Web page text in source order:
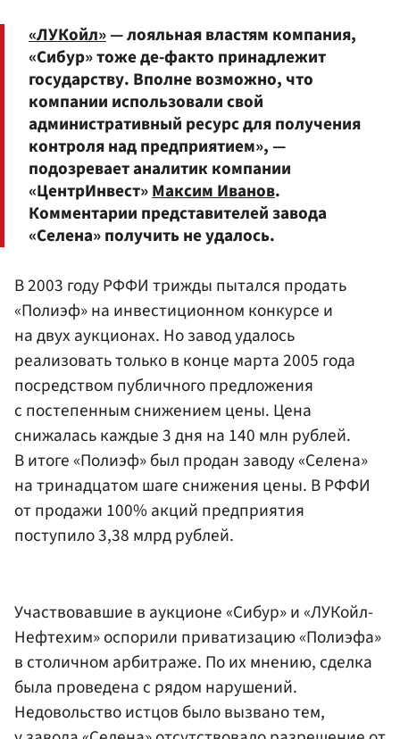
«ЛУКойл»— лояльная властям компания,
«Сибур» тоже де-факто принадлежит
государству. Вполне возможно, что
компании использовали свой
административный ресурс для получения
контроля над предприятием», —
подозревает аналитик компании
«ЦентрИнвест»Максим Иванов.
Комментарии представителей завода
«Селена» получить не удалось.
В 2003 году РФФИ трижды пытался продать
«Полиэф» на инвестиционном конкурсе и
на двух аукционах. Но завод удалось
реализовать только в конце марта 2005 года
посредством публичного предложения
с постепенным снижением цены. Цена
снижалась каждые 3 дня на 140 млн рублей.
В итоге «Полиэф» был продан заводу «Селена»
на тринадцатом шаге снижения цены. В РФФИ
от продажи 100% акций предприятия
поступило 3,38 млрд рублей.
Участвовавшие в аукционе «Сибур» и «ЛУКойл-
Нефтехим» оспорили приватизацию «Полиэфа»
в столичном арбитраже. По их мнению, сделка
была проведена с рядом нарушений.
Недовольство истцов было вызвано тем,